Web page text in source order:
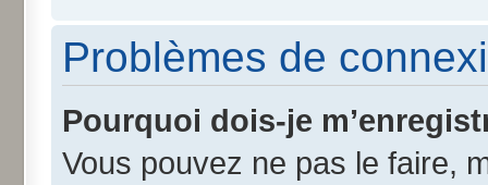
Problèmes de
Pourquoi dois-je
Vous pouvez ne pas le faire,